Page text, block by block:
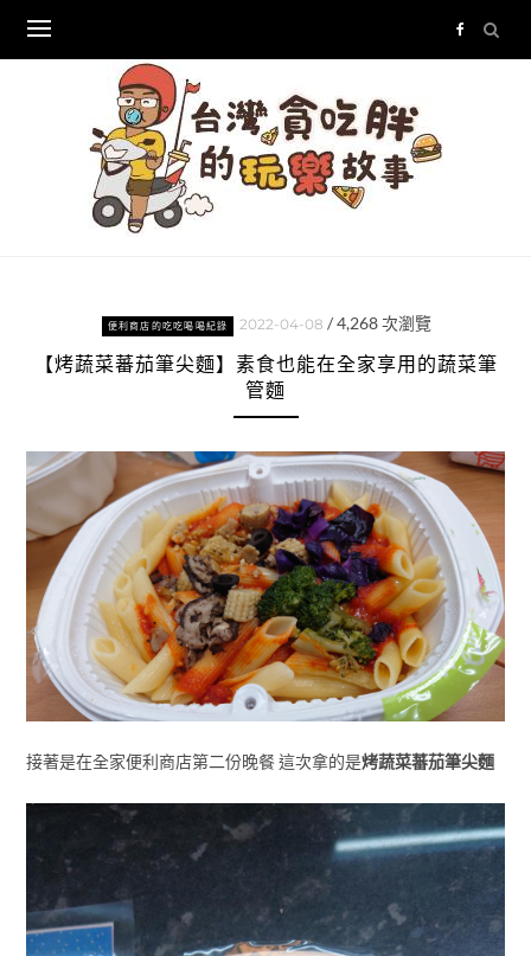
content
便利商店的吃吃喝喝紀錄 2022-04-08 /4,268次瀏覽
【烤蔬菜蕃茄筆尖麵】素食也能在全家享用的蔬菜筆
管麵
接著是在全家便利商店第二份晚餐 這次拿的是烤蔬菜蕃茄筆尖麵